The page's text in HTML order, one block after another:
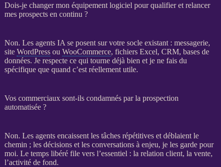
Dois-je changer mon équipement logiciel pour qualifier et relancer
mes prospects en continu ?
Non. Les agents IA se posent sur votre socle existant : messagerie,
site WordPressou WooCommerce, fichiers Excel, CRM, bases de
données. Je respecte ce qui tourne déjà bien et je ne fais du
spécifique que quand c’est réellement utile.
Vos commerciaux sont-ils condamnés par la prospection
automatisée ?
Non. Les agentsencaissent les tâches répétitives et déblaient le
chemin ; les décisions et les conversations à enjeu, je les garde pour
moi. Le temps libéré file vers l’essentiel : la relation client, la vente,
l’activité de fond.